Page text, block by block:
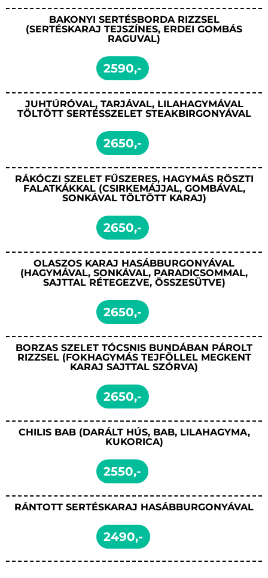
BAKONYI SERTÉSBORDA RIZZSEL
(SERTÉSKARAJ TEJSZÍNES, ERDEI GOMBÁS
RAGUVAL)
2590,-
JUHTÚRÓVAL, TARJÁVAL, LILAHAGYMÁVAL
TÖLTÖTT SERTÉSSZELET STEAKBIRGONYÁVAL
2650,-
RÁKÓCZI SZELET FŰSZERES, HAGYMÁS RÖSZTI
FALATKÁKKAL (CSIRKEMÁJJAL, GOMBÁVAL,
SONKÁVAL TÖLTÖTT KARAJ)
2650,-
OLASZOS KARAJ HASÁBBURGONYÁVAL
(HAGYMÁVAL, SONKÁVAL, PARADICSOMMAL,
SAJTTAL RÉTEGEZVE, ÖSSZESÜTVE)
2650,-
BORZAS SZELET TÓCSNIS BUNDÁBAN PÁROLT
RIZZSEL (FOKHAGYMÁS TEJFÖLLEL MEGKENT
KARAJ SAJTTAL SZÓRVA)
2650,-
CHILIS BAB (DARÁLT HÚS, BAB, LILAHAGYMA,
KUKORICA)
2550,-
RÁNTOTT SERTÉSKARAJ HASÁBBURGONYÁVAL
2490,-